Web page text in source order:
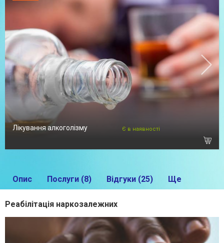
Лікування алкоголізму Є в наявності
Опис Послуги (8) Відгуки (25) Ще
Реабілітація наркозалежних